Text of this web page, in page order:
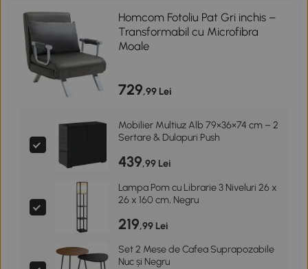
Homcom Fotoliu Pat Gri inchis –
Transformabil cu Microfibra
Moale
729,99 Lei
Mobilier Multiuz Alb 79×36×74 cm – 2
Sertare & Dulapuri Push
439,99 Lei
Lampa Pom cu Librarie 3 Niveluri 26 x
26 x 160 cm, Negru
219,99 Lei
Set 2 Mese de Cafea Suprapozabile
Nuc și Negru